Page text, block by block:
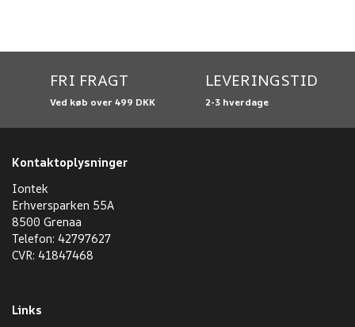
FRI FRAGT
Ved køb over 499 DKK
LEVERINGSTID
2-3 hverdage
Kontaktoplysninger
Iontek
Erhversparken 55A
8500 Grenaa
Telefon: 42797627
CVR: 41847468
Links